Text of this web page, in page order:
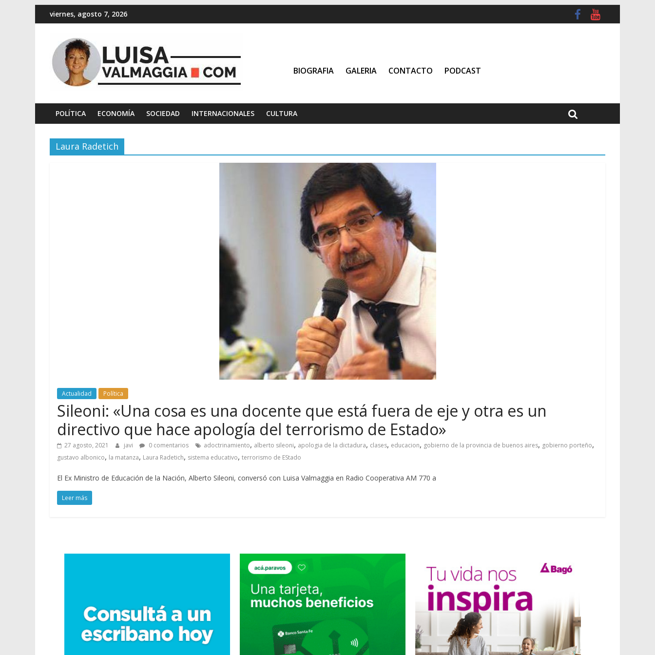
viernes, agosto 7, 2026
BIOGRAFIA GALERIA CONTACTO PODCAST
POLÍTICA ECONOMÍA SOCIEDAD INTERNACIONALES CULTURA
Laura Radetich
Actualidad Política
Sileoni: «Una cosa es una docente que está fuera de eje y otra es un
directivo que hace apología del terrorismo de Estado»
27 agosto, 2021 javi 0 comentarios adoctrinamiento, alberto sileoni, apologia de la dictadura, clases, educacion, gobierno de la provincia de buenos aires, gobierno porteño,
gustavo albonico, la matanza, Laura Radetich, sistema educativo, terrorismo de EStado
El Ex Ministro de Educación de la Nación, Alberto Sileoni, conversó con Luisa Valmaggia en Radio Cooperativa AM 770 a
Leer más